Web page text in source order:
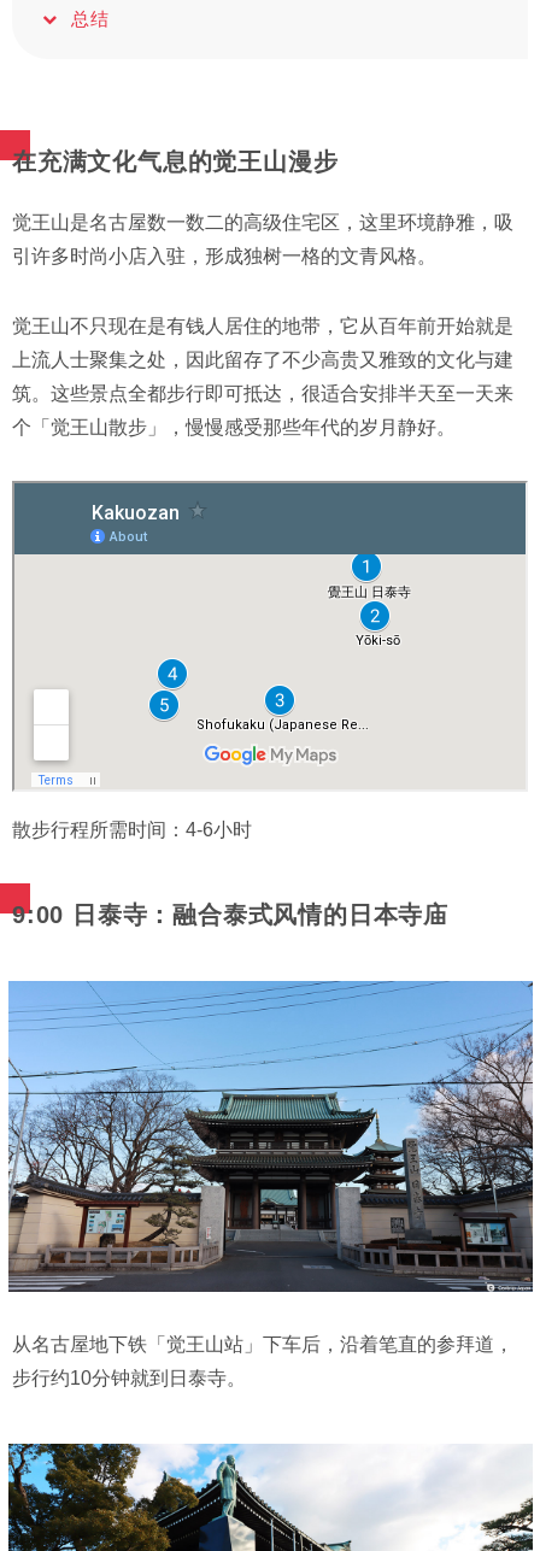
总结
在充满文化气息的觉王山漫步
觉王山是名古屋数一数二的高级住宅区，这里环境静雅，吸
引许多时尚小店入驻，形成独树一格的文青风格。
觉王山不只现在是有钱人居住的地带，它从百年前开始就是
上流人士聚集之处，因此留存了不少高贵又雅致的文化与建
筑。这些景点全都步行即可抵达，很适合安排半天至一天来
个「觉王山散步」，慢慢感受那些年代的岁月静好。
散步行程所需时间：4-6小时
9:00 日泰寺：融合泰式风情的日本寺庙
从名古屋地下铁「觉王山站」下车后，沿着笔直的参拜道，
步行约10分钟就到日泰寺。